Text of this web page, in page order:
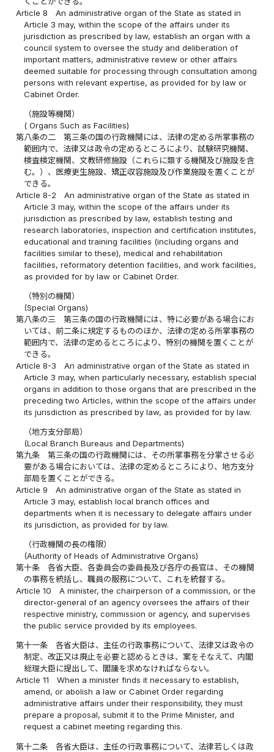
Article 8
An administrative organ of the State as stated in
Article 3 may, within the scope of the affairs under its
jurisdiction as prescribed by law, establish an organ with a
council system to oversee the study and deliberation of
important matters, administrative review or other affairs
deemed suitable for processing through consultation among
persons with relevant expertise, as provided for by law or
Cabinet Order.
（施設等機関）
( Organs Such as Facilities)
第八条の二
第三条の国の行政機関には、法律の定める所掌事務の
範囲内で、法律又は政令の定めるところにより、試験研究機関、
検査検定機関、文教研修施設（これらに類する機関及び施設を含
む。）、医療更生施設、矯正収容施設及び作業施設を置くことが
できる。
Article 8-2
An administrative organ of the State as stated in
Article 3 may, within the scope of the affairs under its
jurisdiction as prescribed by law, establish testing and
research laboratories, inspection and certification institutes,
educational and training facilities (including organs and
facilities similar to these), medical and rehabilitation
facilities, reformatory detention facilities, and work facilities,
as provided for by law or Cabinet Order.
（特別の機関）
(Special Organs)
第八条の三
第三条の国の行政機関には、特に必要がある場合にお
いては、前二条に規定するもののほか、法律の定める所掌事務の
範囲内で、法律の定めるところにより、特別の機関を置くことが
できる。
Article 8-3
An administrative organ of the State as stated in
Article 3 may, when particularly necessary, establish special
organs in addition to those organs that are prescribed in the
preceding two Articles, within the scope of the affairs under
its jurisdiction as prescribed by law, as provided for by law.
（地方支分部局）
(Local Branch Bureaus and Departments)
第九条
第三条の国の行政機関には、その所掌事務を分掌させる必
要がある場合においては、法律の定めるところにより、地方支分
部局を置くことができる。
Article 9
An administrative organ of the State as stated in
Article 3 may, establish local branch offices and
departments when it is necessary to delegate affairs under
its jurisdiction, as provided for by law.
（行政機関の長の権限）
(Authority of Heads of Administrative Organs)
第十条
各省大臣、各委員会の委員長及び各庁の長官は、その機関
の事務を統括し、職員の服務について、これを統督する。
Article 10
A minister, the chairperson of a commission, or the
director-general of an agency oversees the affairs of their
respective ministry, commission or agency, and supervises
the public service provided by its employees.
第十一条
各省大臣は、主任の行政事務について、法律又は政令の
制定、改正又は廃止を必要と認めるときは、案をそなえて、内閣
総理大臣に提出して、閣議を求めなければならない。
Article 11
When a minister finds it necessary to establish,
amend, or abolish a law or Cabinet Order regarding
administrative affairs under their responsibility, they must
prepare a proposal, submit it to the Prime Minister, and
request a cabinet meeting regarding this.
第十二条
各省大臣は、主任の行政事務について、法律若しくは政